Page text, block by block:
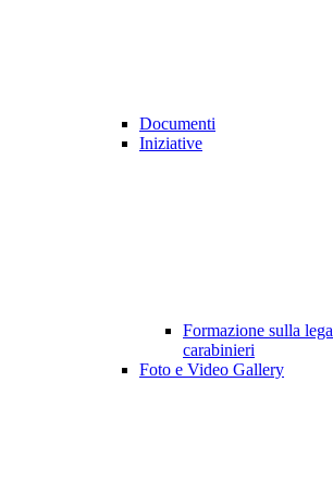
Documenti
Iniziative
Formazione sulla
carabinieri
Foto e Video Gallery